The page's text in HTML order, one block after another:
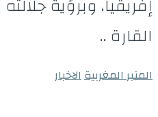
إفريقيا، وبرؤية
القارة ..
المنبر المغربيةالاخبار